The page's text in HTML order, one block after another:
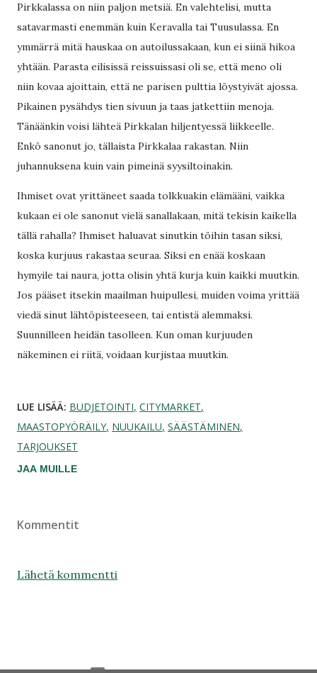
Pirkkalassa on niin paljon metsiä. En valehtelisi, mutta
satavarmasti enemmän kuin Keravalla tai Tuusulassa. En
ymmärrä mitä hauskaa on autoilussakaan, kun ei siinä hikoa
yhtään. Parasta eilisissä reissuissasi oli se, että meno oli
niin kovaa ajoittain, että ne parisen pulttia löystyivät ajossa.
Pikainen pysähdys tien sivuun ja taas jatkettiin menoja.
Tänäänkin voisi lähteä Pirkkalan hiljentyessä liikkeelle.
Enkö sanonut jo, tällaista Pirkkalaa rakastan. Niin
juhannuksena kuin vain pimeinä syysiltoinakin.
Ihmiset ovat yrittäneet saada tolkkuakin elämääni, vaikka
kukaan ei ole sanonut vielä sanallakaan, mitä tekisin kaikella
tällä rahalla? Ihmiset haluavat sinutkin töihin tasan siksi,
koska kurjuus rakastaa seuraa. Siksi en enää koskaan
hymyile tai naura, jotta olisin yhtä kurja kuin kaikki muutkin.
Jos pääset itsekin maailman huipullesi, muiden voima yrittää
viedä sinut lähtöpisteeseen, tai entistä alemmaksi.
Suunnilleen heidän tasolleen. Kun oman kurjuuden
näkeminen ei riitä, voidaan kurjistaa muutkin.
LUE LISÄÄ: BUDJETOINTI CITYMARKET
MAASTOPYÖRÄILY NUUKAILU SÄÄSTÄMINEN
TARJOUKSET
JAA MUILLE
Kommentit
Lähetä kommentti